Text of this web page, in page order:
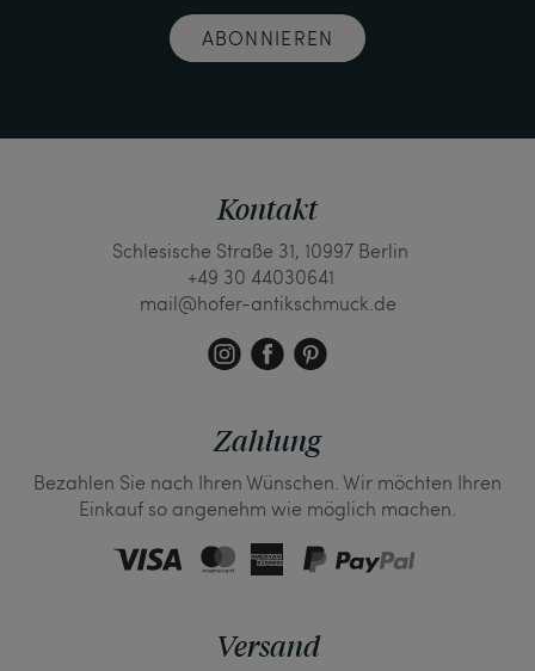
ABONNIEREN
Kontakt
Schlesische Straße 31, 10997 Berlin
+49 30 44030641
mail@hofer-antikschmuck.de
Zahlung
Bezahlen Sie nach Ihren Wünschen. Wir möchten Ihren
Einkauf so angenehm wie möglich machen.
Versand